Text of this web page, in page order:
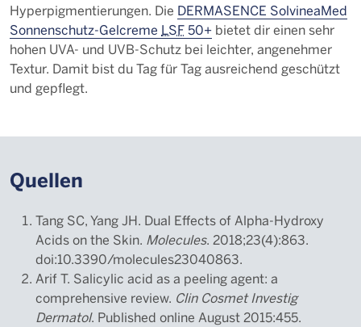
Hyperpigmentierungen. Die DERMASENCE SolvineaMed
Sonnenschutz-Gelcreme LSF50+ bietet dir einen sehr
hohen UVA- und UVB-Schutz bei leichter, angenehmer
Textur. Damit bist du Tag für Tag ausreichend geschützt
und gepflegt.
Quellen
Tang SC, Yang JH. Dual Effects of Alpha-Hydroxy
Acids on the Skin. Molecules. 2018;23(4):863.
doi:10.3390/molecules23040863.
Arif T. Salicylic acid as a peeling agent: a
comprehensive review. Clin Cosmet Investig
Dermatol. Published online August 2015:455.